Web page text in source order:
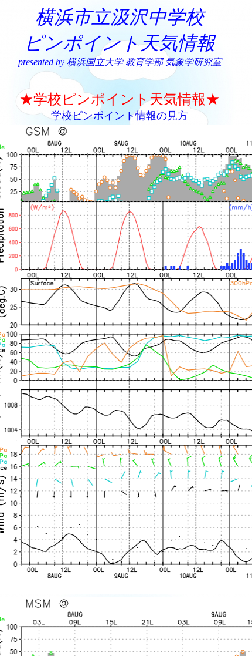
横浜市立汲沢中学校
ピンポイント天気情報
presented by 横浜国立大学 教育学部 気象学研究室
★学校ピンポイント天気情報★
学校ピンポイント情報の見方